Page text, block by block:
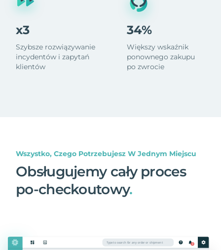
x3
Szybsze rozwiązywanie
incydentów i zapytań
klientów
34%
Większy wskaźnik
ponownego zakupu
po zwrocie
Wszystko, Czego Potrzebujesz W Jednym Miejscu
Obsługujemy cały proces
po-checkoutowy.